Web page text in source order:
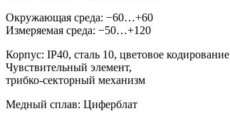
Окружающая среда: −60…+60
Измеряемая среда: −50…+120
Корпус: IP40, сталь 10, цветовое кодирование
Чувствительный элемент,
трибко-секторный механизм
Медный сплав: Циферблат